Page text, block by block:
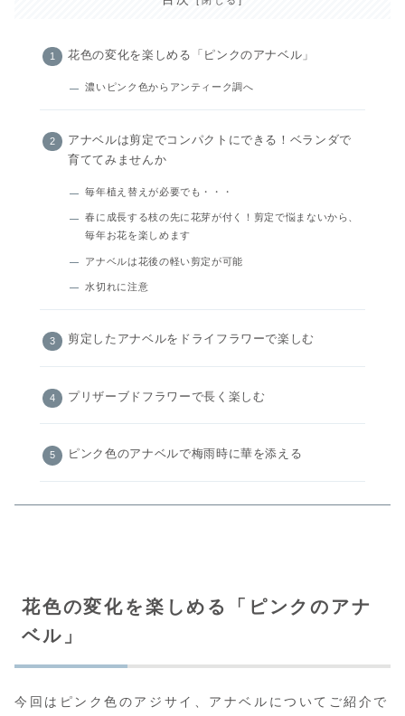
花色の変化を楽しめる「ピンクのアナベル」
濃いピンク色からアンティーク調へ
アナベルは剪定でコンパクトにできる！ベランダで
育ててみませんか
毎年植え替えが必要でも・・・
春に成長する枝の先に花芽が付く！剪定で悩まないから、
毎年お花を楽しめます
アナベルは花後の軽い剪定が可能
水切れに注意
剪定したアナベルをドライフラワーで楽しむ
プリザーブドフラワーで長く楽しむ
ピンク色のアナベルで梅雨時に華を添える
花色の変化を楽しめる「ピンクのアナ
ベル」
今回はピンク色のアジサイ、アナベルについてご紹介で